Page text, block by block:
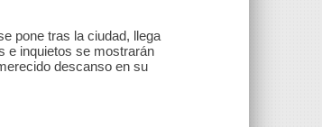
pone tras la ciudad, llega
e inquietos se mostrarán
descanso en su